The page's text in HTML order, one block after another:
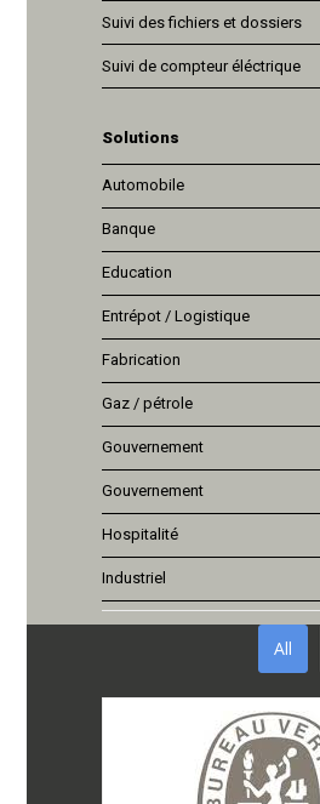
Suivi des fichiers et dossiers
Suivi de compteur éléctrique
Solutions
Automobile
Banque
Education
Entrépot / Logistique
Fabrication
Gaz / pétrole
Gouvernement
Gouvernement
Hospitalité
Industriel
All